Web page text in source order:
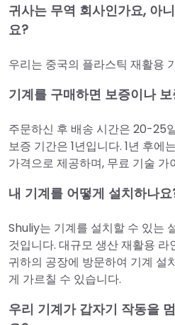
귀사는 무역 회사인가요, 아
요?
우리는 중국의 플라스틱 재활용
기계를 구매하면 보증이나
주문하신 후 배송 시간은 20-25
보증 기간은 1년입니다. 1년 후에
가격으로 제공하며, 무료 기술 가
내 기계를 어떻게 설치하나
Shuliy는 기계를 설치할 수 있는
것입니다. 대규모 생산 재활용
귀하의 공장에 방문하여 기계 설
게 가르칠 수 있습니다.
우리 기계가 갑자기 작동을